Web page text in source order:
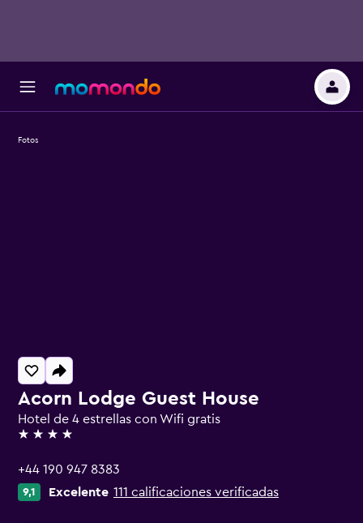
Acorn Lodge Guest House
Hotel de 4 estrellas con Wifi gratis
4 estrellas
+44 190 947 8383
9,1 Excelente 111 calificaciones verificadas
Fotos